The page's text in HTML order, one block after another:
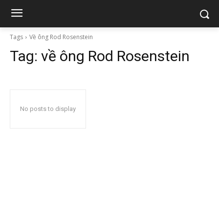
Tags Về ông Rod Rosenstein
Tag: về ông Rod Rosenstein
No posts to display